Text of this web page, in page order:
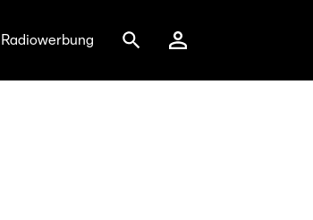
Radiowerbung